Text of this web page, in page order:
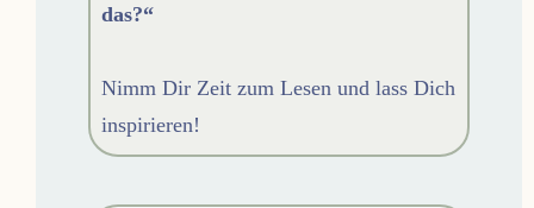
das?“
Nimm Dir Zeit zum Lesen und lass Dich
inspirieren!